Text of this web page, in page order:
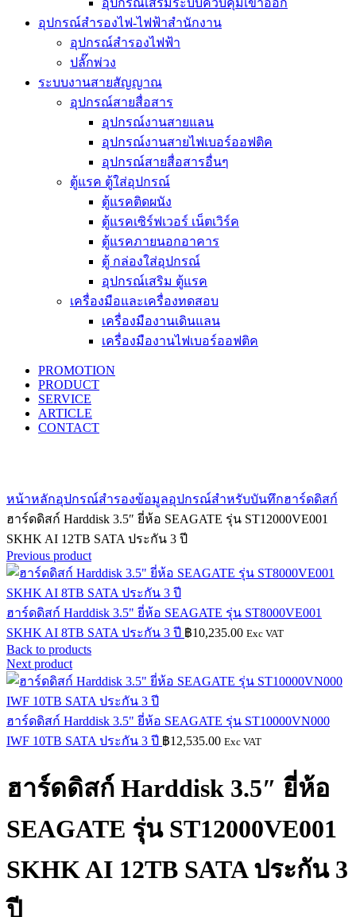
อุปกรณ์สำรองไฟ-ไฟฟ้าสำนักงาน
อุปกรณ์สำรองไฟฟ้า
ปลั๊กพ่วง
ระบบงานสายสัญญาณ
อุปกรณ์สายสื่อสาร
อุปกรณ์งานสายแลน
อุปกรณ์งานสายไฟเบอร์ออฟติค
อุปกรณ์สายสื่อสารอื่นๆ
ตู้แรค ตู้ใส่อุปกรณ์
ตู้แรคติดผนัง
ตู้แรคเซิร์ฟเวอร์ เน็ตเวิร์ค
ตู้แรคภายนอกอาคาร
ตู้ กล่องใส่อุปกรณ์
อุปกรณ์เสริม ตู้แรค
เครื่องมือและเครื่องทดสอบ
เครื่องมืองานเดินแลน
เครื่องมืองานไฟเบอร์ออฟติค
PROMOTION
PRODUCT
SERVICE
ARTICLE
CONTACT
หน้าหลักอุปกรณ์สำรองข้อมูลอุปกรณ์สำหรับบันทึกฮาร์ดดิสก์
ฮาร์ดดิสก์ Harddisk 3.5″ ยี่ห้อ SEAGATE รุ่น ST12000VE001
SKHK AI 12TB SATA ประกัน 3 ปี
Previous product
ฮาร์ดดิสก์ Harddisk 3.5" ยี่ห้อ SEAGATE รุ่น ST8000VE001
SKHK AI 8TB SATA ประกัน 3 ปี ฿10,235.00 Exc VAT
Back to products
Next product
ฮาร์ดดิสก์ Harddisk 3.5" ยี่ห้อ SEAGATE รุ่น ST10000VN000
IWF 10TB SATA ประกัน 3 ปี ฿12,535.00 Exc VAT
ฮาร์ดดิสก์ Harddisk 3.5″ ยี่ห้อ
SEAGATE รุ่น ST12000VE001
SKHK AI 12TB SATA ประกัน 3
ปี